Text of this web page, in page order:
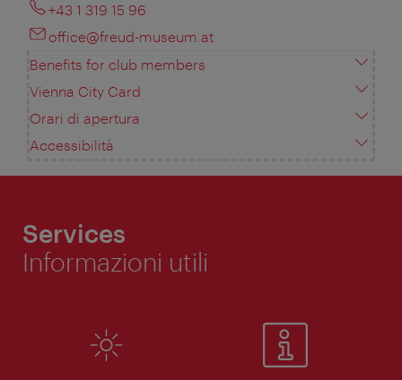
+43 1 319 15 96
office@freud-museum.at
Benefits for club members
Vienna City Card
Orari di apertura
Accessibilità
Services
Informazioni utili